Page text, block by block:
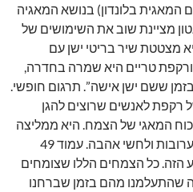
בלונדון) בנושא המאגיה
מציינת שוב את השימושים של
מצטטת שיר בריטי ישן עם
טריים היא שמרה בחדרה,
ששם ישן אישה”. תרגום חופשי.
רקפת לאנשים שרוצים להגן
המאגי של הצמח. היא ממליצה
הזה. כל הצמחים הללו שצומחים
שהתעלמנו מהם בזמן שברחנו